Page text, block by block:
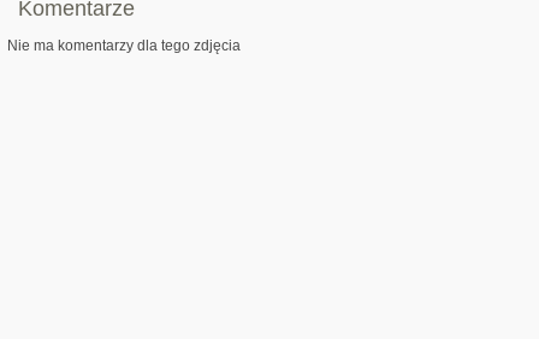
Komentarze
Nie ma komentarzy dla tego zdjęcia